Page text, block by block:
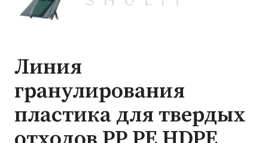
Линия
гранулирования
пластика для твердых